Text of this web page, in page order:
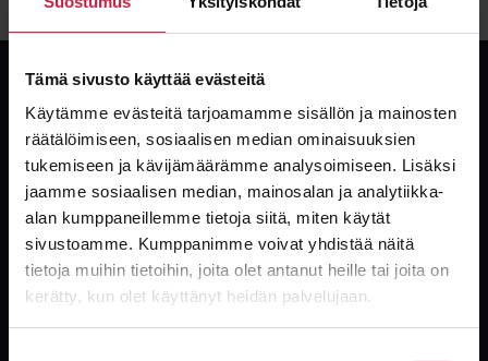
Tämä sivusto käyttää evästeitä
Käytämme evästeitä tarjoamamme sisällön ja mainosten
räätälöimiseen, sosiaalisen median ominaisuuksien
tukemiseen ja kävijämäärämme analysoimiseen. Lisäksi
jaamme sosiaalisen median, mainosalan ja analytiikka-
alan kumppaneillemme tietoja siitä, miten käytät
sivustoamme. Kumppanimme voivat yhdistää näitä
tietoja muihin tietoihin, joita olet antanut heille tai joita on
kerätty, kun olet käyttänyt heidän palvelujaan.
Global leverantör av transformatorer. Nya, begagnade och
överskotts-transformatorer med industrins snabbaste leveranser.